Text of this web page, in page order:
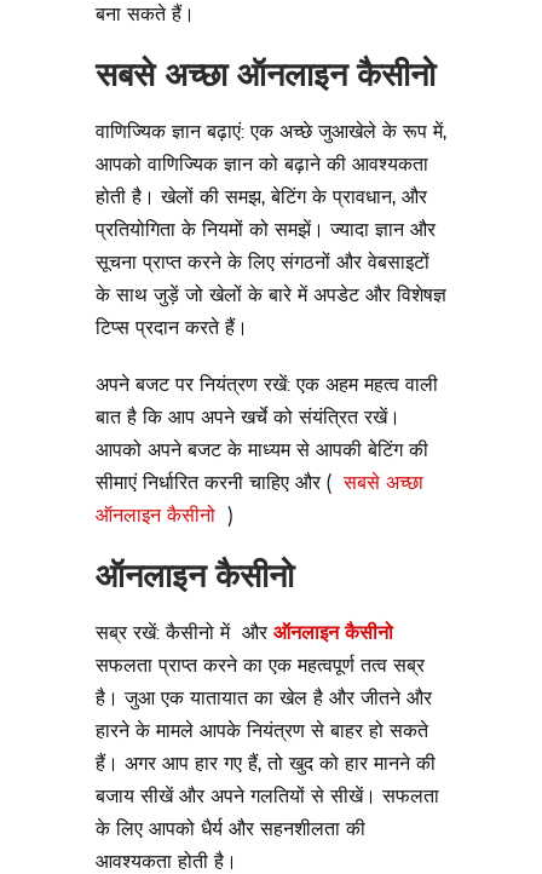
बना सकते हैं।
सबसे अच्छा ऑनलाइन कैसीनो
वाणिज्यिक ज्ञान बढ़ाएं: एक अच्छे जुआखेले के रूप में,
आपको वाणिज्यिक ज्ञान को बढ़ाने की आवश्यकता
होती है। खेलों की समझ, बेटिंग के प्रावधान, और
प्रतियोगिता के नियमों को समझें। ज्यादा ज्ञान और
सूचना प्राप्त करने के लिए संगठनों और वेबसाइटों
के साथ जुड़ें जो खेलों के बारे में अपडेट और विशेषज्ञ
टिप्स प्रदान करते हैं।
अपने बजट पर नियंत्रण रखें: एक अहम महत्व वाली
बात है कि आप अपने खर्चे को संयंत्रित रखें।
आपको अपने बजट के माध्यम से आपकी बेटिंग की
सीमाएं निर्धारित करनी चाहिए और (सबसे अच्छा
ऑनलाइन कैसीनो )
ऑनलाइन कैसीनो
सब्र रखें: कैसीनो में और ऑनलाइन कैसीनो
सफलता प्राप्त करने का एक महत्वपूर्ण तत्व सब्र
है। जुआ एक यातायात का खेल है और जीतने और
हारने के मामले आपके नियंत्रण से बाहर हो सकते
हैं। अगर आप हार गए हैं, तो खुद को हार मानने की
बजाय सीखें और अपने गलतियों से सीखें। सफलता
के लिए आपको धैर्य और सहनशीलता की
आवश्यकता होती है।